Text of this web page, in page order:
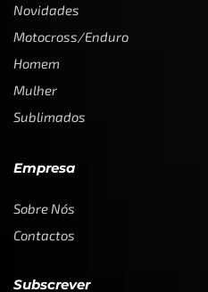
Novidades
Motocross/Enduro
Homem
Mulher
Sublimados
Empresa
Sobre Nós
Contactos
Subscrever